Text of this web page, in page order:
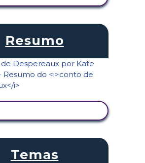
Resumo
Temas